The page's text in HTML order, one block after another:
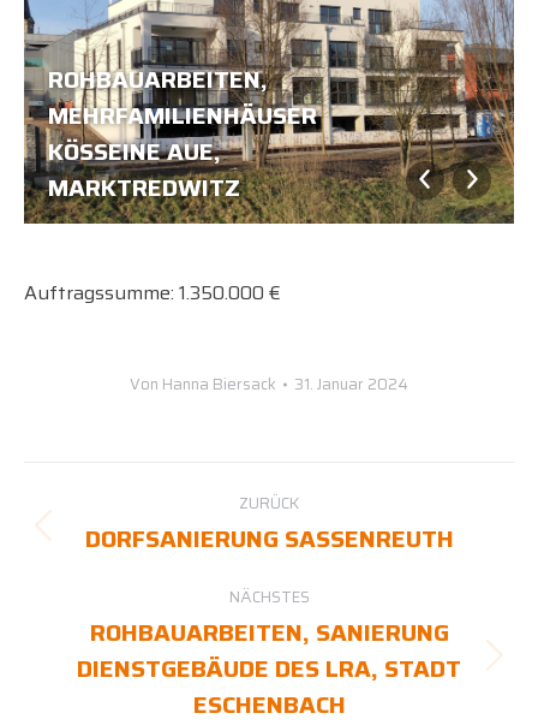
ROHBAUARBEITEN,
MEHRFAMILIENHÄUSER
KÖSSEINE AUE,
MARKTREDWITZ
Auftragssumme: 1.350.000 €
Von Hanna Biersack 31. Januar 2024
NAVIGATION
ZURÜCK
Vorheriges
DORFSANIERUNG SASSENREUTH
NÄCHSTES
Nächstes
Album:
ROHBAUARBEITEN, SANIERUNG
DIENSTGEBÄUDE DES LRA, STADT
ESCHENBACH